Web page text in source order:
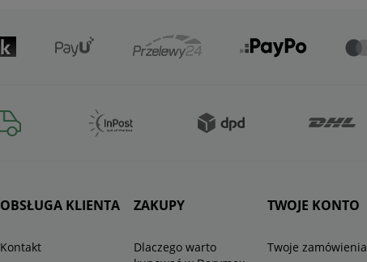
OBSŁUGA KLIENTA
Kontakt
ZAKUPY
Dlaczego warto
TWOJE KONTO
Twoje zamówienia